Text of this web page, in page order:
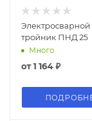
Электросварной
тройник ПНД 25
Много
от1 164 ₽